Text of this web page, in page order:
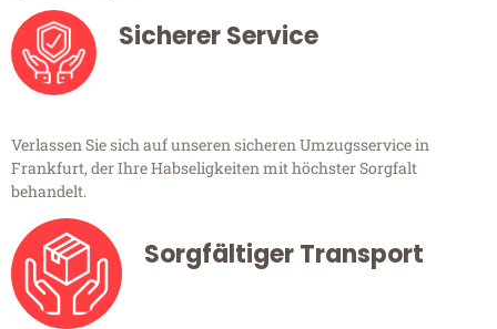
Sicherer Service
Verlassen Sie sich auf unseren sicheren Umzugsservice in
Frankfurt, der Ihre Habseligkeiten mit höchster Sorgfalt
behandelt.
Sorgfältiger Transport